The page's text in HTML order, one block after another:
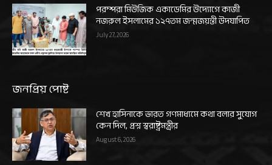
পরম্পরা মিউজিক একাডেমির উদ্যোগে কাজী
নজরুল ইসলামের ১২৭তম জন্মজয়ন্তী উদযাপিত
July 27, 2026
জনপ্রিয় পোষ্ট
শেখ হাসিনাকে ভারত গণমাধ্যমে কথা বলার সুযোগ
কেন দিল, প্রশ্ন স্বরাষ্ট্রমন্ত্রীর
August 6, 2026